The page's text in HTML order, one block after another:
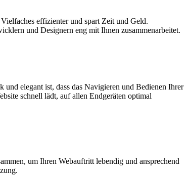
effizienter und spart Zeit und Geld.
und Designern eng mit Ihnen zusammenarbeitet.
und elegant ist, dass das Navigieren und Bedienen Ihrer
schnell lädt, auf allen Endgeräten optimal
um Ihren Webauftritt lebendig und ansprechend